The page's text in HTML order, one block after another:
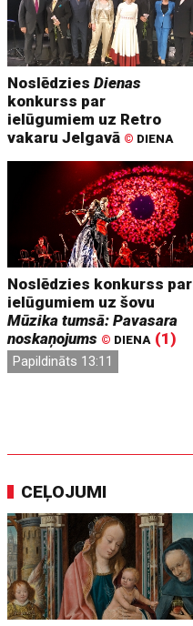
NoslēdziesDienas
konkurss par
ielūgumiem uz Retro
vakaru Jelgavā © DIENA
Noslēdzies konkurss par
ielūgumiem uz šovu
Mūzika tumsā: Pavasara
noskaņojums © DIENA (1)
Papildināts 13:11
CEĻOJUMI